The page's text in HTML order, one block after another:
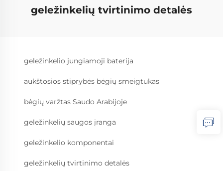
geležinkelių tvirtinimo detalės
geležinkelio jungiamoji baterija
aukštosios stiprybės bėgių smeigtukas
bėgių varžtas Saudo Arabijoje
geležinkelių saugos įranga
geležinkelio komponentai
geležinkelių tvirtinimo detalės